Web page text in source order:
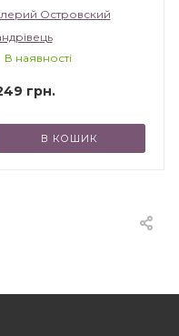
завдань з
України. ЗНО
Островский
В наявності
грн.
В КОШИК